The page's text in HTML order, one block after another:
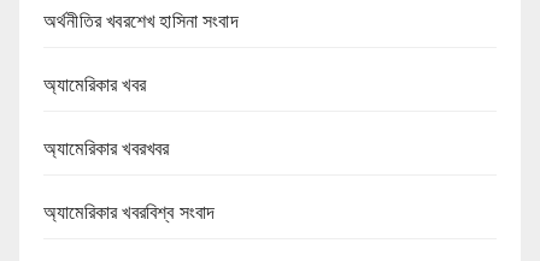
অর্থনীতির খবরশেখ হাসিনা সংবাদ
অ্যামেরিকার খবর
অ্যামেরিকার খবরখবর
অ্যামেরিকার খবরবিশ্ব সংবাদ